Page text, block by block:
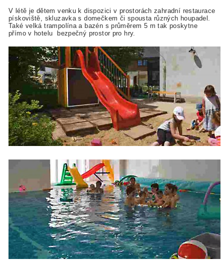
V létě je dětem venku k dispozici v prostorách zahradní restaurace
pískoviště, skluzavka s domečkem či spousta různých houpadel.
Také velká trampolína a bazén s průměrem 5 m tak poskytne
přímo v hotelu bezpečný prostor pro hry.